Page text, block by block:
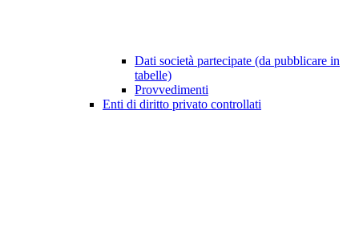
Dati società partecipate (da pubblicare in
tabelle)
Provvedimenti
Enti di diritto privato controllati